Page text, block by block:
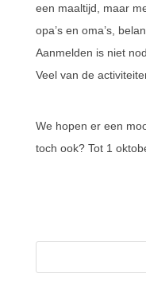
een maaltijd, maar
opa’s en oma’s,
Aanmelden is niet
Veel van de
We hopen er een
toch ook? Tot 1